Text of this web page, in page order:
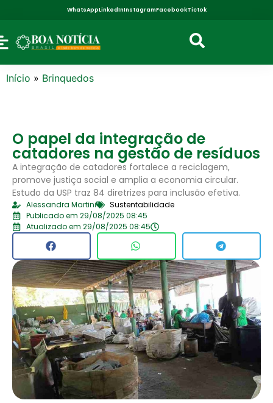
WhatsAppLinkedInInstagramFacebookTictok
Início » Brinquedos
O papel da integração de
catadores na gestão de resíduos
A integração de catadores fortalece a reciclagem,
promove justiça social e amplia a economia circular.
Estudo da USP traz 84 diretrizes para inclusão efetiva.
Alessandra Martini
Sustentabilidade
Publicado em 29/08/2025 08:45
Atualizado em 29/08/2025 08:45